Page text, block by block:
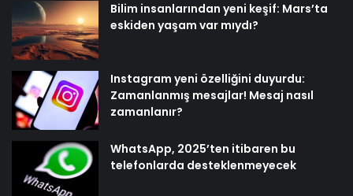
Bilim insanlarından yeni keşif: Mars’ta
eskiden yaşam var mıydı?
Instagram yeni özelliğini duyurdu:
Zamanlanmış mesajlar! Mesaj nasıl
zamanlanır?
WhatsApp, 2025’ten itibaren bu
telefonlarda desteklenmeyecek